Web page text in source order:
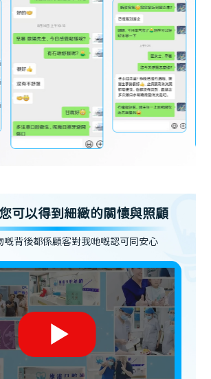
可以得到細緻的關懷與照顧
嘅背後都係顧客對我哋嘅認可同安心